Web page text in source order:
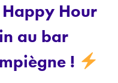
Hour
au bar
!